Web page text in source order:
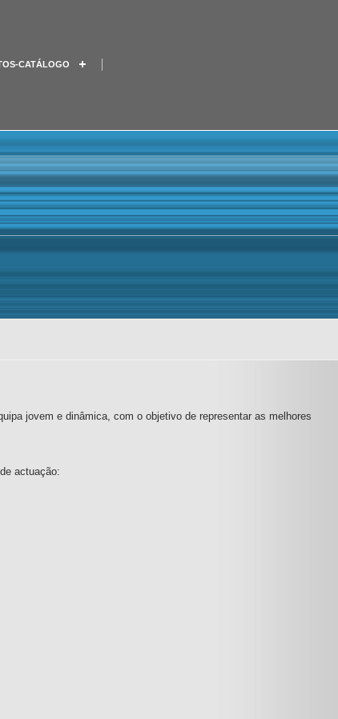
CATÁLOGO
jovem e dinâmica, com o objetivo de representar as melhores
actuação: